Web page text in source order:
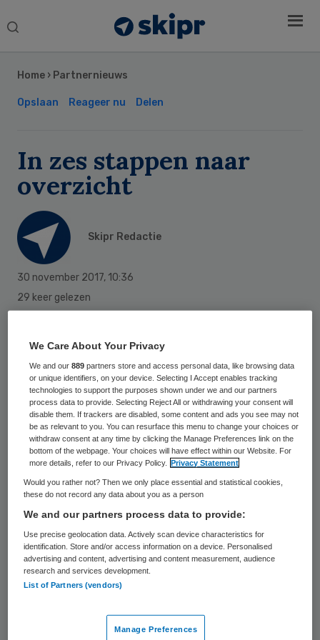
Search
Home › Partnernieuws
Opslaan Reageer nu Delen
In zes stappen naar
overzicht
Skipr Redactie
30 november 2017, 10:36
29 keer gelezen
Overzicht krijgen in een woud van
processen is geen sinecure. Dat hebben
bestuurders nodig om hun werk goed te
kunnen doen. En dat is geen sinecure in het
woud van processen, financiering,
wetgeving en toezicht. Organisatie voor
ouderenzorg tanteLouise kreeg het wél
voor elkaar. Niet vanuit een allesomvattend
plan van bovenaf, maar door te beginnen bij
de financiële administratie.
Deze whitepaper is niet meer te
downloaden.
Sidebar
We Care About Your Privacy
We and our889 partners store and access personal data, like browsing data
or unique identifiers, on your device. Selecting I Accept enables tracking
technologies to support the purposes shown under we and our partners
process data to provide. Selecting Reject All or withdrawing your consent will
disable them. If trackers are disabled, some content and ads you see may not
be as relevant to you. You can resurface this menu to change your choices or
withdraw consent at any time by clicking the Manage Preferences link on the
bottom of the webpage. Your choices will have effect within our Website. For
more details, refer to our Privacy Policy.
Privacy Statement
Would you rather not? Then we only place essential and statistical cookies,
these do not record any data about you as a person
We and our partners process data to provide:
Use precise geolocation data. Actively scan device characteristics for
identification. Store and/or access information on a device. Personalised
advertising and content, advertising and content measurement, audience
research and services development.
List of Partners (vendors)
Manage Preferences